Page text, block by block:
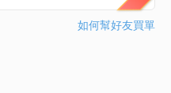
如何幫好友買單